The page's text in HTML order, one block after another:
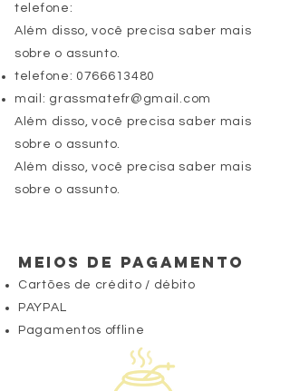
telefone:
Além disso, você precisa saber mais
sobre o assunto.
telefone: 0766613480
mail: grassmatefr@gmail.com
Além disso, você precisa saber mais
sobre o assunto.
Além disso, você precisa saber mais
sobre o assunto.
Meios de pagamento
Cartões de crédito / débito
PAYPAL
Pagamentos offline